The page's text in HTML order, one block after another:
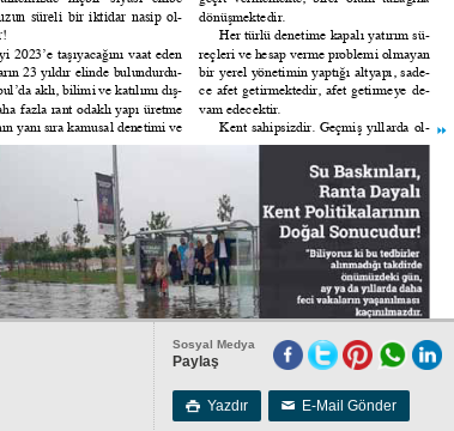
Sosyal Medya
Paylaş
 Yazdır ✉ E-Mail Gönder